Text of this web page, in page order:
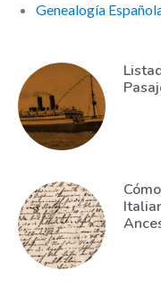
Genealogía